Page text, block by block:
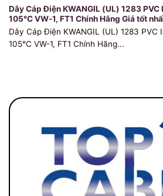
Dây Cáp Điện KWANGIL (UL) 1283
105℃ VW-1, FT1 Chính Hãng Giá tốt
Dây Cáp Điện KWANGIL (UL) 1283 PVC
105℃ VW-1, FT1 Chính Hãng...